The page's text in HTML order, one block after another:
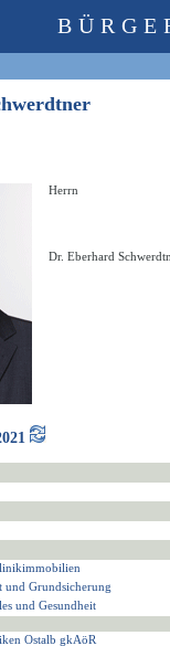
Herrn
Dr. Eberhard
und Grundsicherung
und Gesundheit
Ostalb gkAöR